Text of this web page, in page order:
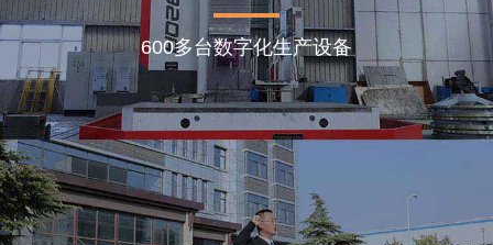
600多台数字化生产设备